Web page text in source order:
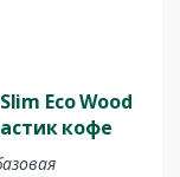
Eco Wood
кофе